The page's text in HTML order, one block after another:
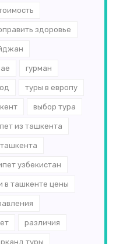
здоровье
гурман
туры в европу
выбор тура
из ташкента
узбекистан
в ташкенте цены
различия
туры